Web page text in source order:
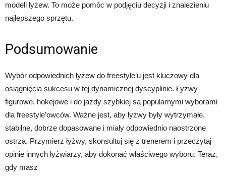
modeli łyżew. To może pomóc w podjęciu decyzji i znalezieniu
najlepszego sprzętu.
Podsumowanie
Wybór odpowiednich łyżew do freestyle’u jest kluczowy dla
osiągnięcia sukcesu w tej dynamicznej dyscyplinie. Łyżwy
figurowe, hokejowe i do jazdy szybkiej są popularnymi wyborami
dla freestyle’owców. Ważne jest, aby łyżwy były wytrzymałe,
stabilne, dobrze dopasowane i miały odpowiednio naostrzone
ostrza. Przymierz łyżwy, skonsultuj się z trenerem i przeczytaj
opinie innych łyżwiarzy, aby dokonać właściwego wyboru. Teraz,
gdy masz